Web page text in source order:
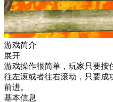
游戏简介
展开
游戏操作很简单，玩家只要按
往左滚或者往右滚动，只要成
前进。
基本信息